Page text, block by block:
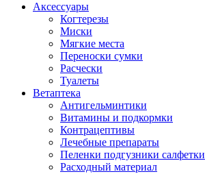
Аксессуары
Когтерезы
Миски
Мягкие места
Переноски сумки
Расчески
Туалеты
Ветаптека
Антигельминтики
Витамины и подкормки
Контрацептивы
Лечебные препараты
Пеленки подгузники салфетки
Расходный материал